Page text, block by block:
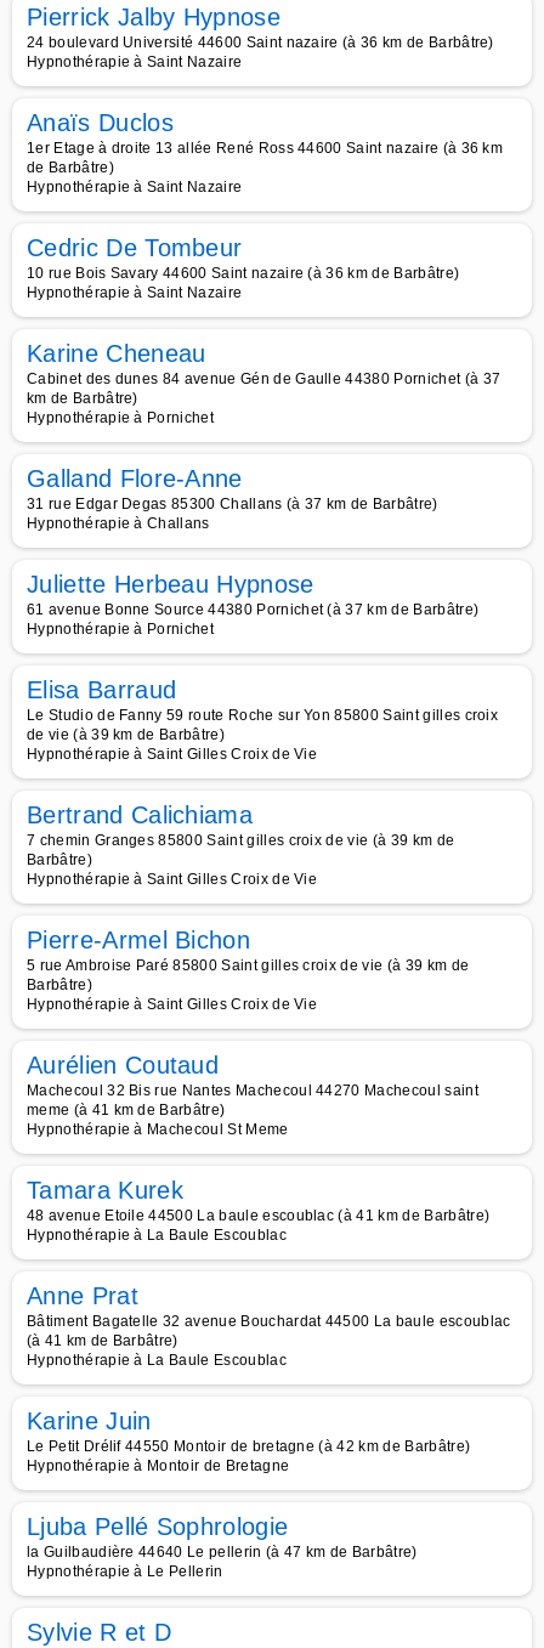
Pierrick Jalby Hypnose
24 boulevard Université 44600 Saint nazaire (à 36 km de Barbâtre)
Hypnothérapie à Saint Nazaire
Anaïs Duclos
1er Etage à droite 13 allée René Ross 44600 Saint nazaire (à 36 km
de Barbâtre)
Hypnothérapie à Saint Nazaire
Cedric De Tombeur
10 rue Bois Savary 44600 Saint nazaire (à 36 km de Barbâtre)
Hypnothérapie à Saint Nazaire
Karine Cheneau
Cabinet des dunes 84 avenue Gén de Gaulle 44380 Pornichet (à 37
km de Barbâtre)
Hypnothérapie à Pornichet
Galland Flore-Anne
31 rue Edgar Degas 85300 Challans (à 37 km de Barbâtre)
Hypnothérapie à Challans
Juliette Herbeau Hypnose
61 avenue Bonne Source 44380 Pornichet (à 37 km de Barbâtre)
Hypnothérapie à Pornichet
Elisa Barraud
Le Studio de Fanny 59 route Roche sur Yon 85800 Saint gilles croix
de vie (à 39 km de Barbâtre)
Hypnothérapie à Saint Gilles Croix de Vie
Bertrand Calichiama
7 chemin Granges 85800 Saint gilles croix de vie (à 39 km de
Barbâtre)
Hypnothérapie à Saint Gilles Croix de Vie
Pierre-Armel Bichon
5 rue Ambroise Paré 85800 Saint gilles croix de vie (à 39 km de
Barbâtre)
Hypnothérapie à Saint Gilles Croix de Vie
Aurélien Coutaud
Machecoul 32 Bis rue Nantes Machecoul 44270 Machecoul saint
meme (à 41 km de Barbâtre)
Hypnothérapie à Machecoul St Meme
Tamara Kurek
48 avenue Etoile 44500 La baule escoublac (à 41 km de Barbâtre)
Hypnothérapie à La Baule Escoublac
Anne Prat
Bâtiment Bagatelle 32 avenue Bouchardat 44500 La baule escoublac
(à 41 km de Barbâtre)
Hypnothérapie à La Baule Escoublac
Karine Juin
Le Petit Drélif 44550 Montoir de bretagne (à 42 km de Barbâtre)
Hypnothérapie à Montoir de Bretagne
Ljuba Pellé Sophrologie
la Guilbaudière 44640 Le pellerin (à 47 km de Barbâtre)
Hypnothérapie à Le Pellerin
Sylvie R et D